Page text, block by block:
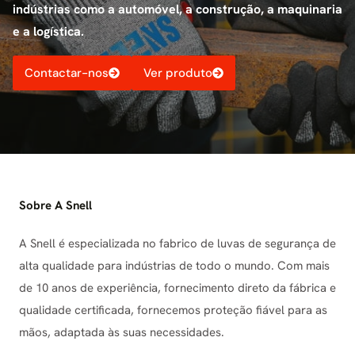
indústrias como a automóvel, a construção, a maquinaria
e a logística.
Contactar-nos Ver produto
Sobre A Snell
A Snell é especializada no fabrico de luvas de segurança de
alta qualidade para indústrias de todo o mundo. Com mais
de 10 anos de experiência, fornecimento direto da fábrica e
qualidade certificada, fornecemos proteção fiável para as
mãos, adaptada às suas necessidades.